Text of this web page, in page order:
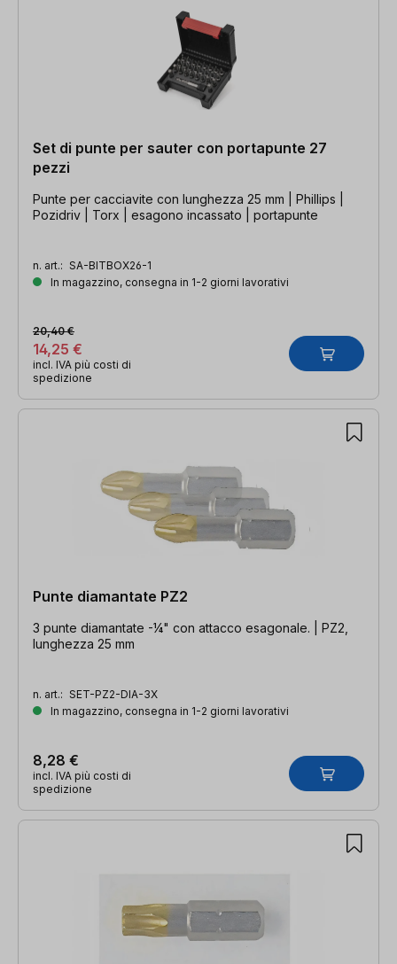
Set di punte per sauter con portapunte 27
pezzi
Punte per cacciavite con lunghezza 25 mm | Phillips |
Pozidriv | Torx | esagono incassato | portapunte
n. art.: SA-BITBOX26-1
In magazzino, consegna in 1-2 giorni lavorativi
14,25 €
20,40 €
incl. IVA più costi di
spedizione
Punte diamantate PZ2
3 punte diamantate -¼" con attacco esagonale. | PZ2,
lunghezza 25 mm
n. art.: SET-PZ2-DIA-3X
In magazzino, consegna in 1-2 giorni lavorativi
8,28 €
incl. IVA più costi di
spedizione